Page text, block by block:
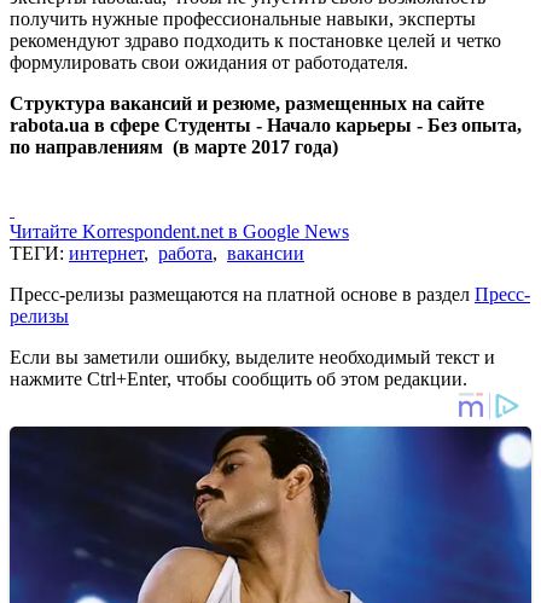
получить нужные профессиональные навыки, эксперты
рекомендуют здраво подходить к постановке целей и четко
формулировать свои ожидания от работодателя.
Структура вакансий и резюме, размещенных на сайте
rabota.ua в сфере Студенты - Начало карьеры - Без опыта,
по направлениям (в марте 2017 года)
Читайте Korrespondent.net в Google News
ТЕГИ: интернет, работа, вакансии
Пресс-релизы размещаются на платной основе в раздел Пресс-
релизы
Если вы заметили ошибку, выделите необходимый текст и
нажмите Ctrl+Enter, чтобы сообщить об этом редакции.